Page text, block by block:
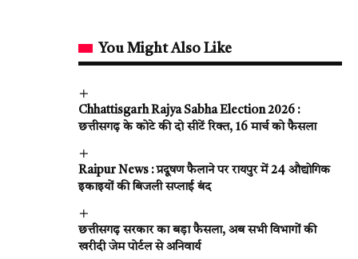
You Might Also Like
Chhattisgarh Rajya Sabha Election 2026 :
छत्तीसगढ़ के कोटे की दो सीटें रिक्त, 16 मार्च को फैसला
Raipur News : प्रदूषण फैलाने पर रायपुर में 24 औद्योगिक
इकाइयों की बिजली सप्लाई बंद
छत्तीसगढ़ सरकार का बड़ा फैसला, अब सभी विभागों की
खरीदी जेम पोर्टल से अनिवार्य